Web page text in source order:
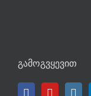
ᲒᲐᲛᲝᲒᲕᲧᲔᲕᲘᲗ